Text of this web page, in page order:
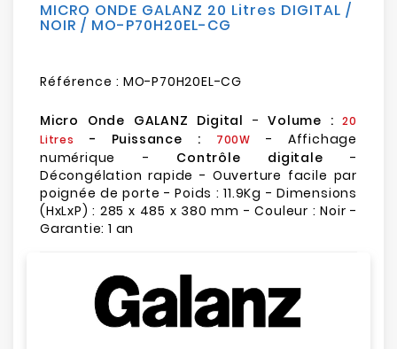
MICRO ONDE GALANZ 20 Litres DIGITAL /
NOIR / MO-P70H20EL-CG
Référence : MO-P70H20EL-CG
Micro Onde GALANZ Digital -Volume : 20
Litres
- Puissance : 700W
- Affichage
numérique - Contrôle digitale -
Décongélation rapide - Ouverture facile par
poignée de porte - Poids : 11.9Kg - Dimensions
(HxLxP) : 285 x 485 x 380 mm - Couleur : Noir -
Garantie: 1 an